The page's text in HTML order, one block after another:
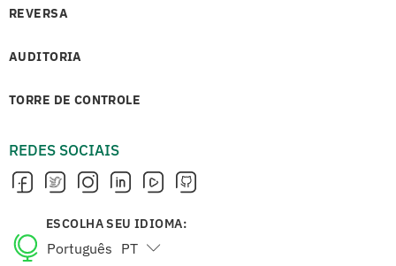
REVERSA
AUDITORIA
TORRE DE CONTROLE
REDES SOCIAIS
ESCOLHA SEU IDIOMA:
Português PT
English EN